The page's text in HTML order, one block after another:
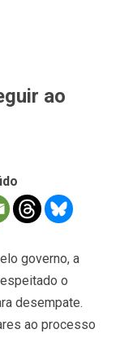
ao
governo, a
o
desempate.
ao processo